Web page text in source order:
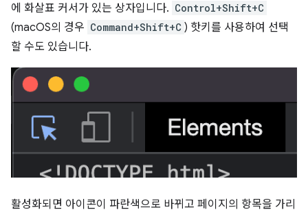
에 화살표 커서가 있는 상자입니다. Control+Shift+C
(macOS의 경우 Command+Shift+C ) 핫키를 사용하여 선택
할 수도 있습니다.
활성화되면 아이콘이 파란색으로 바뀌고 페이지의 항목을 가리